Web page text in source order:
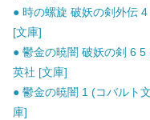
● 時の螺旋 破妖の剣外伝
[文庫]
● 鬱金の暁闇 破妖の剣 6
英社 [文庫]
● 鬱金の暁闇 1 (コバルト
庫]